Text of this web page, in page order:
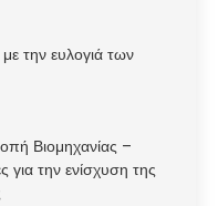
την ευλογιά των
Βιομηχανίας –
για την ενίσχυση της